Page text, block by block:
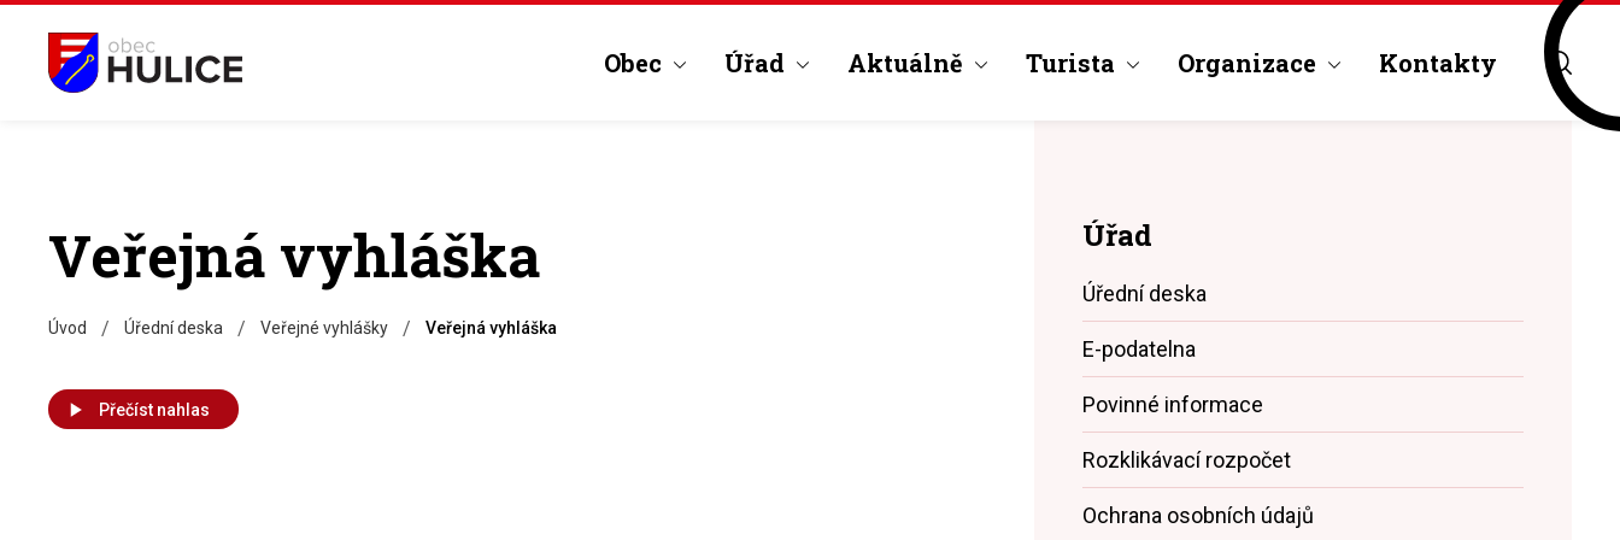
Obec Úřad Aktuálně Turista Organizace Kontakty
Veřejná vyhláška
Úvod / Úřední deska / Veřejné vyhlášky / Veřejná vyhláška
Přečíst nahlas
Úřad
Úřední deska
E-podatelna
Povinné informace
Rozklikávací rozpočet
Ochrana osobních údajů